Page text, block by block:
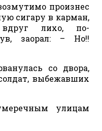
произнес
сигару в карман,
лихо, по-
заорал: – Но!!
со двора,
выбежавших
улицам